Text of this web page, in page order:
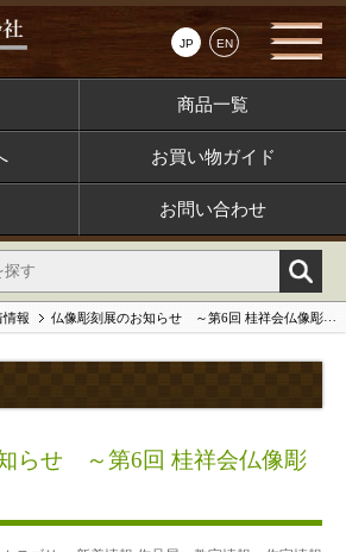
JP EN
商品一覧
お買い物ガイド
お問い合わせ
情報 仏像彫刻展のお知らせ ～第6回 桂祥会仏像彫刻展～
らせ ～第6回 桂祥会仏像彫